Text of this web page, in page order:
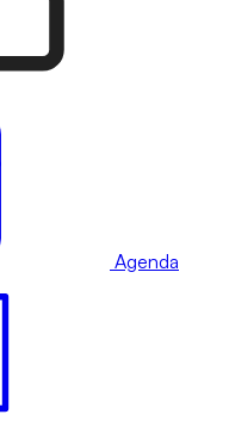
Agenda